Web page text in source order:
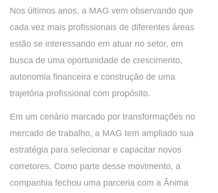
Nos últimos anos, a MAG vem observando que
cada vez mais profissionais de diferentes áreas
estão se interessando em atuar no setor, em
busca de uma oportunidade de crescimento,
autonomia financeira e construção de uma
trajetória profissional com propósito.
Em um cenário marcado por transformações no
mercado de trabalho, a MAG tem ampliado sua
estratégia para selecionar e capacitar novos
corretores. Como parte desse movimento, a
companhia fechou uma parceria com a Ânima